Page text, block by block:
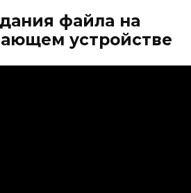
файла на
устройстве